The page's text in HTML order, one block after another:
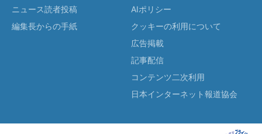
ニュース読者投稿
編集長からの手紙
AIポリシー
クッキーの利用について
広告掲載
記事配信
コンテンツ二次利用
日本インターネット報道協会